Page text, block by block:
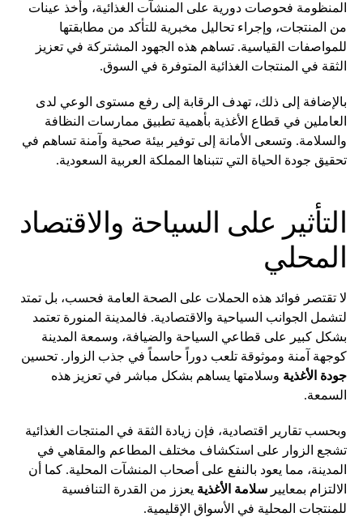
المنظومة فحوصات دورية على المنشآت الغذائية، وأخذ عينات
من المنتجات، وإجراء تحاليل مخبرية للتأكد من مطابقتها
للمواصفات القياسية. تساهم هذه الجهود المشتركة في تعزيز
الثقة في المنتجات الغذائية المتوفرة في السوق.
بالإضافة إلى ذلك، تهدف الرقابة إلى رفع مستوى الوعي لدى
العاملين في قطاع الأغذية بأهمية تطبيق ممارسات النظافة
والسلامة. وتسعى الأمانة إلى توفير بيئة صحية وآمنة تساهم في
تحقيق جودة الحياة التي تتبناها المملكة العربية السعودية.
التأثير على السياحة والاقتصاد
المحلي
لا تقتصر فوائد هذه الحملات على الصحة العامة فحسب، بل تمتد
لتشمل الجوانب السياحية والاقتصادية. فالمدينة المنورة تعتمد
بشكل كبير على قطاعي السياحة والضيافة، وسمعة المدينة
كوجهة آمنة وموثوقة تلعب دوراً حاسماً في جذب الزوار. تحسين
جودة الأغذية وسلامتها يساهم بشكل مباشر في تعزيز هذه
السمعة.
وبحسب تقارير اقتصادية، فإن زيادة الثقة في المنتجات الغذائية
تشجع الزوار على استكشاف مختلف المطاعم والمقاهي في
المدينة، مما يعود بالنفع على أصحاب المنشآت المحلية. كما أن
الالتزام بمعايير سلامة الأغذية يعزز من القدرة التنافسية
للمنتجات المحلية في الأسواق الإقليمية.